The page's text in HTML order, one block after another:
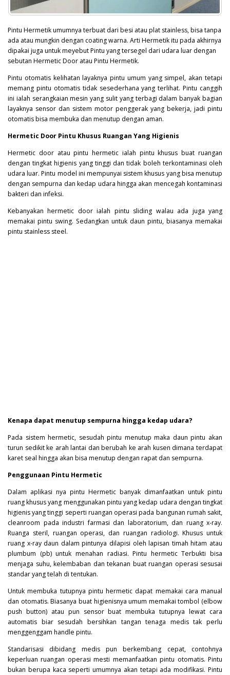
Pintu Hermetik umumnya terbuat dari besi atau plat stainless, bisa tanpa
ada atau mungkin dengan coating warna. Arti Hermetik itu pada akhirnya
dipakai juga untuk meyebut Pintu yang tersegel dari udara luar dengan
sebutan Hermetic Door atau Pintu Hermetik.
Pintu otomatis kelihatan layaknya pintu umum yang simpel, akan tetapi
memang pintu otomatis tidak sesederhana yang terlihat. Pintu canggih
ini ialah serangkaian mesin yang sulit yang terbagi dalam banyak bagian
layaknya sensor dan sistem motor penggerak yang bekerja, jadi pintu
otomatis bisa membuka dan menutup dengan aman.
Hermetic Door Pintu Khusus Ruangan Yang Higienis
Hermetic door atau pintu hermetic ialah pintu khusus buat ruangan
dengan tingkat higienis yang tinggi dan tidak boleh terkontaminasi oleh
udara luar. Pintu model ini mempunyai sistem khusus yang bisa menutup
dengan sempurna dan kedap udara hingga akan mencegah kontaminasi
bakteri dan infeksi.
Kebanyakan hermetic door ialah pintu sliding walau ada juga yang
memakai pintu swing. Sedangkan untuk daun pintu, biasanya memakai
pintu stainless steel.
Kenapa dapat menutup sempurna hingga kedap udara?
Pada sistem hermetic, sesudah pintu menutup maka daun pintu akan
turun sedikit ke arah lantai dan berubah ke arah kusen dimana terdapat
karet seal hingga akan bisa menutup dengan rapat dan sempurna.
Penggunaan Pintu Hermetic
Dalam aplikasi nya pintu Hermetic banyak dimanfaatkan untuk pintu
ruang khusus yang menggunakan pintu yang kedap udara dengan tingkat
higienis yang tinggi seperti ruangan operasi pada bangunan rumah sakit,
cleanroom pada industri farmasi dan laboratorium, dan ruang x-ray.
Ruanga steril, ruangan operasi, dan ruangan radiologi. Khusus untuk
ruang x-ray daun dalam pintunya dilapisi oleh lapisan timah hitam atau
plumbum (pb) untuk menahan radiasi. Pintu hermetic Terbukti bisa
menjaga suhu, kelembaban dan tekanan buat ruangan operasi sesusai
standar yang telah di tentukan.
Untuk membuka tutupnya pintu hermetic dapat memakai cara manual
dan otomatis. Biasanya buat higienisnya umum memakai tombol (elbow
push button) atau pun sensor buat membuka tutupnya lewat cara
automatis biar sesudah bersihkan tangan tenaga medis tak perlu
menggenggam handle pintu.
Standarisasi dibidang medis pun berkembang cepat, contohnya
keperluan ruangan operasi mesti memanfaatkan pintu otomatis. Pintu
bukan berupa kaca seperti umumnya akan tetapi ada modifikasi. Pintu